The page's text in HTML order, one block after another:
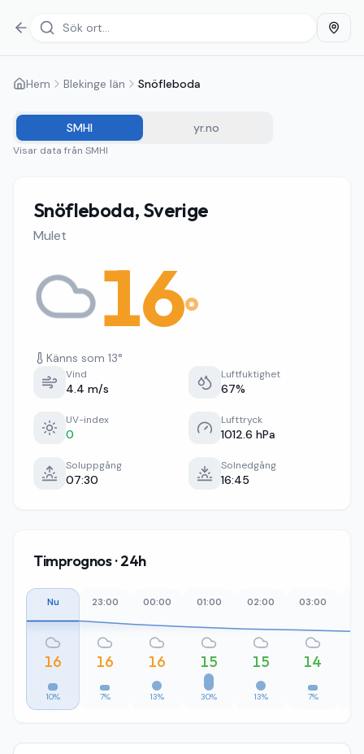
Hem Blekinge län Snöfleboda
SMHI yr.no
Visar data från SMHI
Snöfleboda, Sverige
Mulet
16°
Känns som 13°
Vind
4.4 m/s
Luftfuktighet
67%
UV-index
0
Lufttryck
1012.6 hPa
Soluppgång
07:30
Solnedgång
16:45
Timprognos · 24h
Nu
16
10%
23:00
16
7%
00:00
16
13%
01:00
15
30%
02:00
15
13%
03:00
14
7%